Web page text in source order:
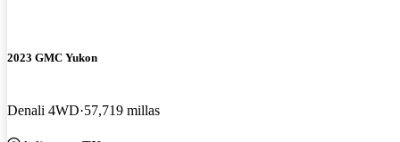
2023 GMC Yukon
Denali 4WD 57,719 millas